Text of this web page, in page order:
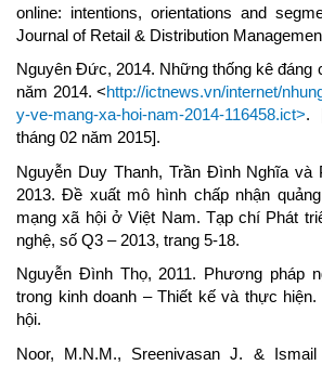
online: intentions, orientations and
Journal of Retail & Distribution
Nguyên Đức, 2014. Những thống kê đáng
năm 2014. <http://ictnews.vn/internet/
y-ve-mang-xa-hoi-nam-2014-116458.ict>.
tháng 02 năm 2015].
Nguyễn Duy Thanh, Trần Đình Nghĩa và
2013. Đề xuất mô hình chấp nhận
mạng xã hội ở Việt Nam. Tạp chí Phát
nghệ, số Q3 – 2013, trang 5-18.
Nguyễn Đình Thọ, 2011. Phương pháp
trong kinh doanh – Thiết kế và thực
hội.
Noor, M.N.M., Sreenivasan J. &